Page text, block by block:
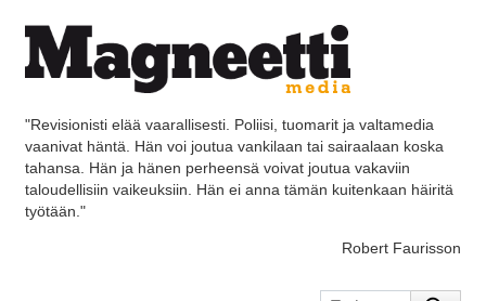
"Revisionisti elää vaarallisesti. Poliisi, tuomarit ja valtamedia
vaanivat häntä. Hän voi joutua vankilaan tai sairaalaan koska
tahansa. Hän ja hänen perheensä voivat joutua vakaviin
taloudellisiin vaikeuksiin. Hän ei anna tämän kuitenkaan häiritä
työtään."
Robert Faurisson